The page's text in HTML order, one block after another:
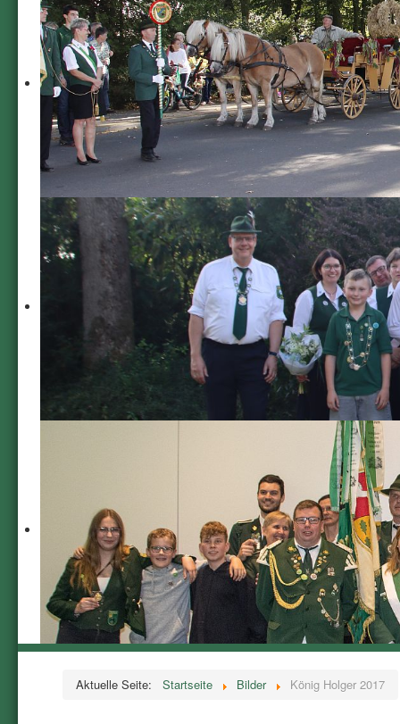
Aktuelle Seite: Startseite Bilder König Holger 2017